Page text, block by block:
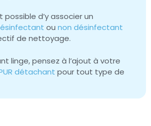
d’y associer un
ou non désinfectant
de nettoyage.
linge, pensez à l’ajout à votre
détachant pour tout type de